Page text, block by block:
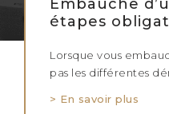
Embauche
étapes
Lorsque vous
pas les différentes
> En savoir plus